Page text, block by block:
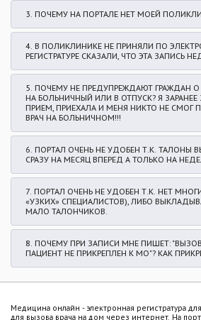
3. ПОЧЕМУ НА ПОРТАЛЕ НЕТ МОЕЙ
4. В ПОЛИКЛИНИКЕ НЕ ПРИНЯЛИ ПО
РЕГИСТРАТУРЕ СКАЗАЛИ, ЧТО ЭТА ЗАПИСЬ
5. ПОЧЕМУ НЕ ПРЕДУПРЕЖДАЮТ ГРАЖДАН О
НА БОЛЬНИЧНЫЙ ИЛИ В ОТПУСК? Я ЗАРАНЕЕ
ПРИЕМ, ПРИЕХАЛА И МЕНЯ НИКТО НЕ СМОГ
ВРАЧ НА БОЛЬНИЧНОМ!!!
6. ПОРТАЛ ОЧЕНЬ НЕ УДОБЕН Т.К. ТАЛОНЫ
СРАЗУ НА МЕСЯЦ ВПЕРЕД А ТОЛЬКО НА
7. ПОРТАЛ ОЧЕНЬ НЕ УДОБЕН Т.К. НЕТ
«УЗКИХ» СПЕЦИАЛИСТОВ), ЛИБО
МАЛО ТАЛОНЧИКОВ.
8. ПОЧЕМУ ПРИ ЗАПИСИ МНЕ ПИШЕТ:
ПАЦИЕНТ НЕ ПРИКРЕПЛЕН К МО"? КАК
Медицина онлайн - электронная регистратура
для вызова врача на дом через интернет. На